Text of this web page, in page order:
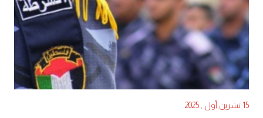
15 تشرين أول , 2025